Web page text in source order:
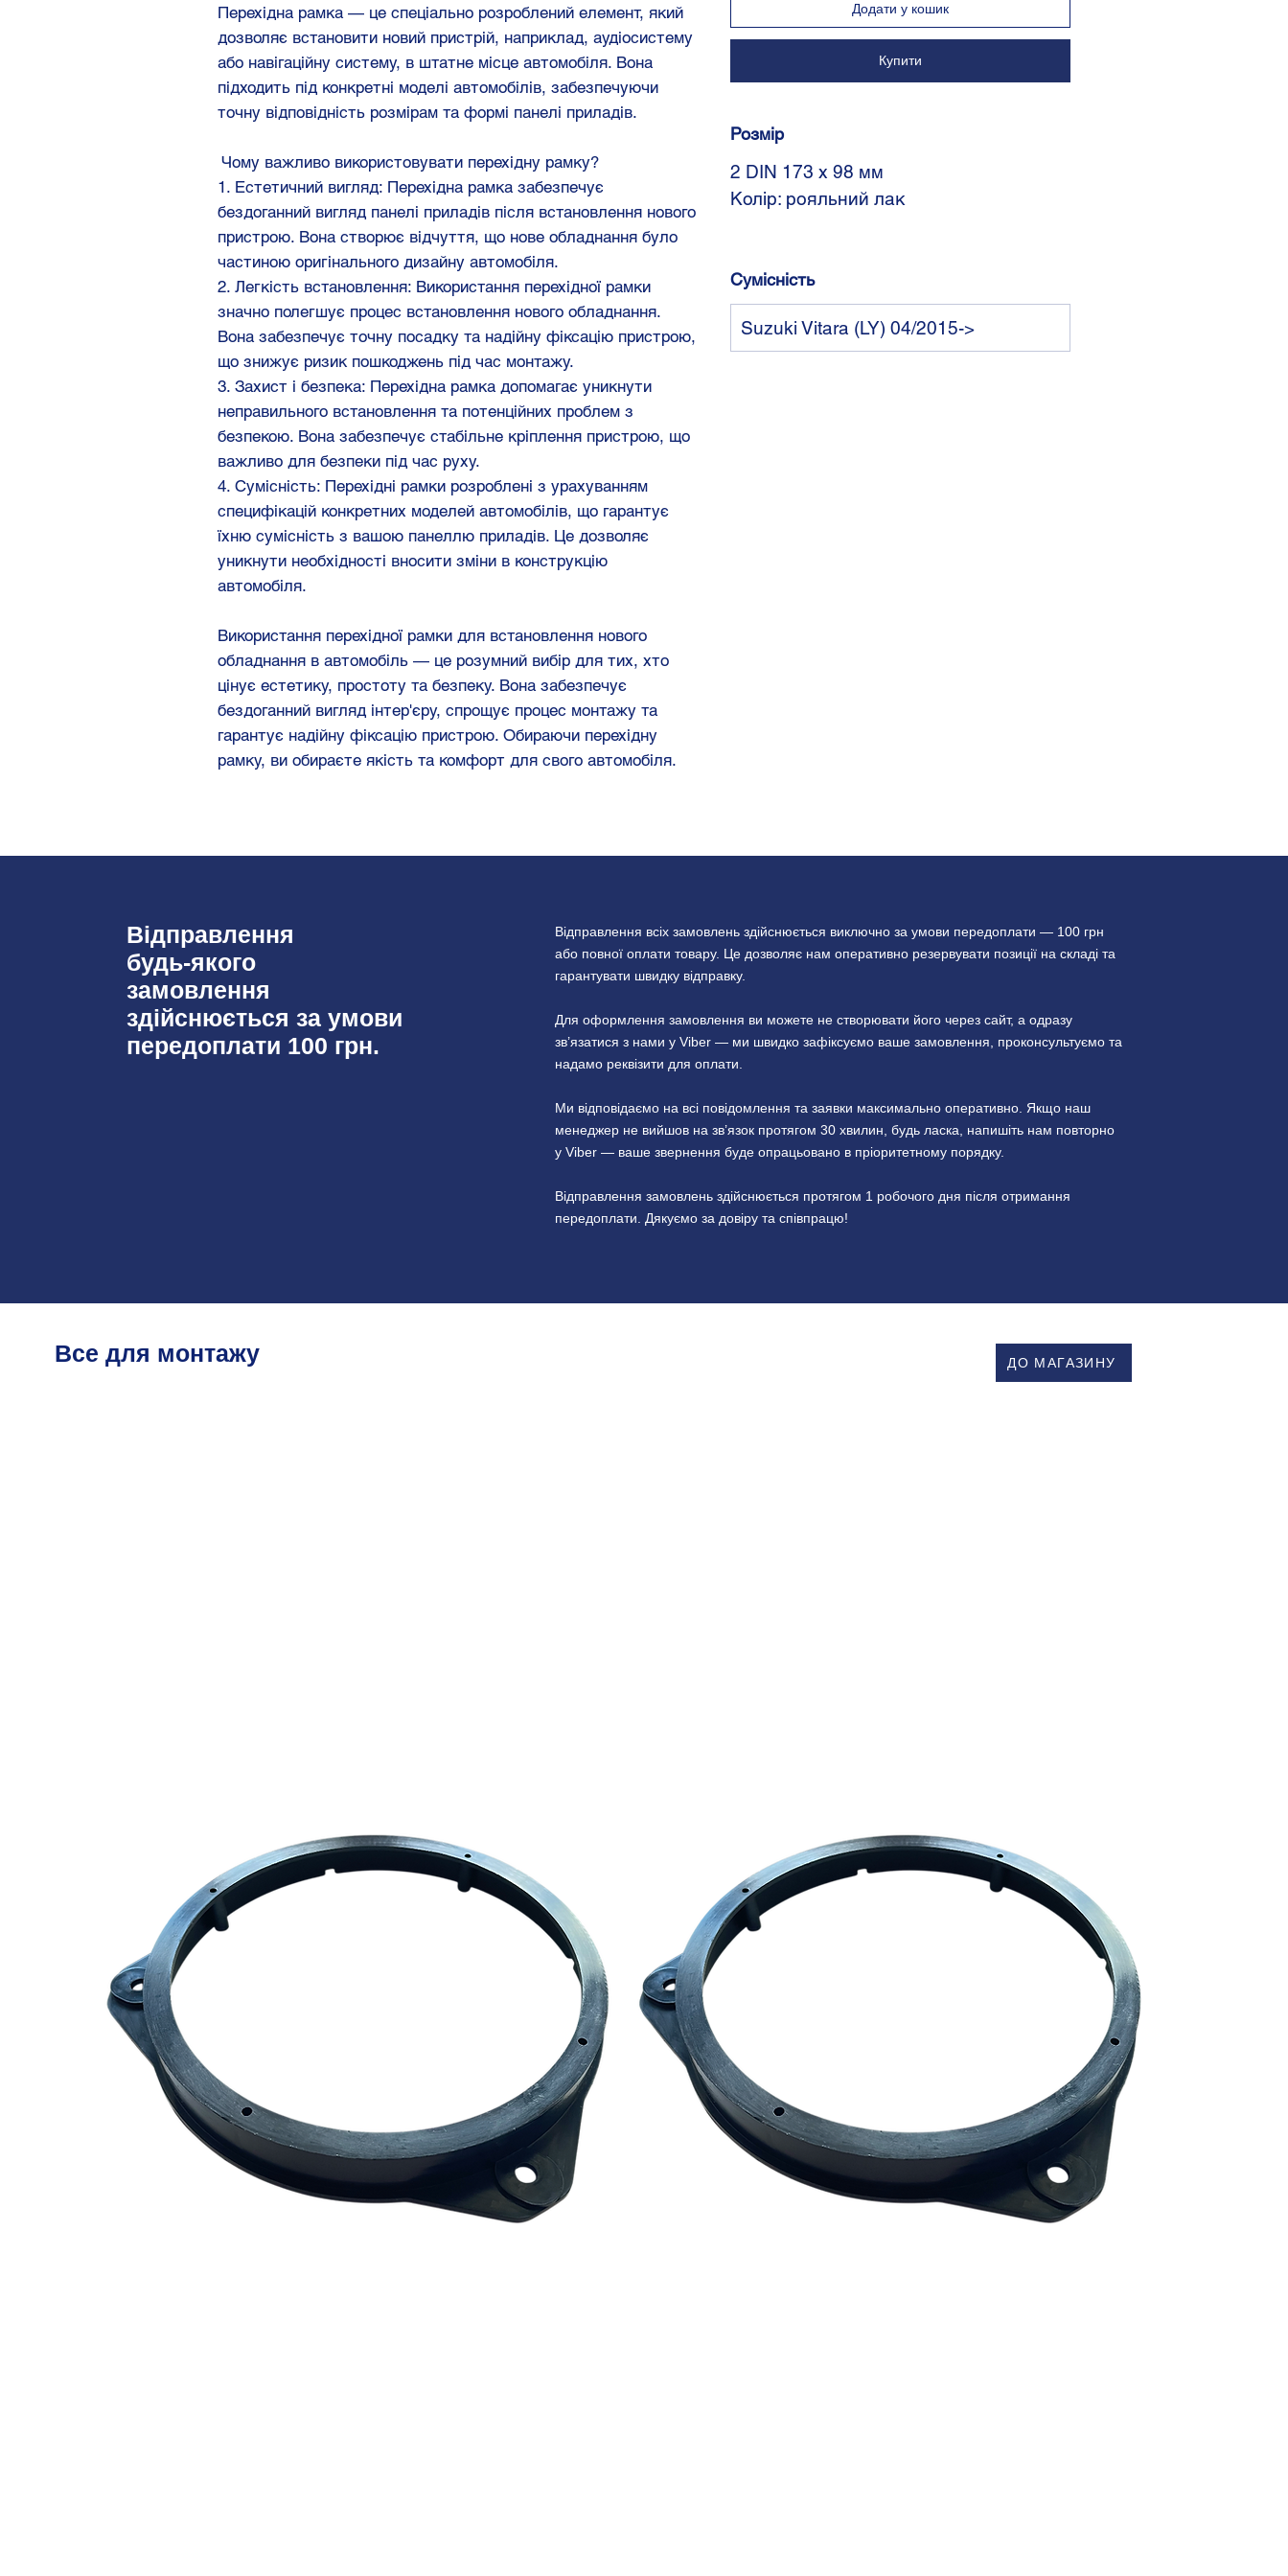
Перехідна рамка — це спеціально розроблений елемент, який
дозволяє встановити новий пристрій, наприклад, аудіосистему
або навігаційну систему, в штатне місце автомобіля. Вона
підходить під конкретні моделі автомобілів, забезпечуючи
точну відповідність розмірам та формі панелі приладів.
Чому важливо використовувати перехідну рамку?
1. Естетичний вигляд: Перехідна рамка забезпечує
бездоганний вигляд панелі приладів після встановлення нового
пристрою. Вона створює відчуття, що нове обладнання було
частиною оригінального дизайну автомобіля.
2. Легкість встановлення: Використання перехідної рамки
значно полегшує процес встановлення нового обладнання.
Вона забезпечує точну посадку та надійну фіксацію пристрою,
що знижує ризик пошкоджень під час монтажу.
3. Захист і безпека: Перехідна рамка допомагає уникнути
неправильного встановлення та потенційних проблем з
безпекою. Вона забезпечує стабільне кріплення пристрою, що
важливо для безпеки під час руху.
4. Сумісність: Перехідні рамки розроблені з урахуванням
специфікацій конкретних моделей автомобілів, що гарантує
їхню сумісність з вашою панеллю приладів. Це дозволяє
уникнути необхідності вносити зміни в конструкцію
автомобіля.
Використання перехідної рамки для встановлення нового
обладнання в автомобіль — це розумний вибір для тих, хто
цінує естетику, простоту та безпеку. Вона забезпечує
бездоганний вигляд інтер'єру, спрощує процес монтажу та
гарантує надійну фіксацію пристрою. Обираючи перехідну
рамку, ви обираєте якість та комфорт для свого автомобіля.
Додати у кошик
Купити
Розмір
2 DIN 173 х 98 мм
Колір: рояльний лак
Сумісність
Suzuki Vitara (LY) 04/2015->
Відправлення
будь-якого
замовлення
здійснюється за умови
передоплати 100 грн.
Відправлення всіх замовлень здійснюється виключно за умови передоплати — 100 грн
або повної оплати товару. Це дозволяє нам оперативно резервувати позиції на складі та
гарантувати швидку відправку.
Для оформлення замовлення ви можете не створювати його через сайт, а одразу
зв’язатися з нами у Viber — ми швидко зафіксуємо ваше замовлення, проконсультуємо та
надамо реквізити для оплати.
Ми відповідаємо на всі повідомлення та заявки максимально оперативно. Якщо наш
менеджер не вийшов на зв’язок протягом 30 хвилин, будь ласка, напишіть нам повторно
у Viber — ваше звернення буде опрацьовано в пріоритетному порядку.
Відправлення замовлень здійснюється протягом 1 робочого дня після отримання
передоплати. Дякуємо за довіру та співпрацю!
Все для монтажу ДО МАГАЗИНУ